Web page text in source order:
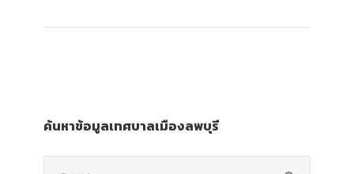
ค้นหาข้อมูลเทศบาลเมืองลพบุรี